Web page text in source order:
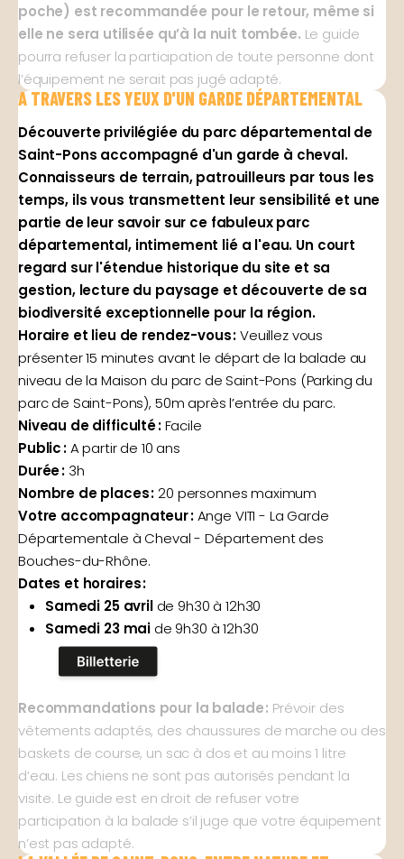
poche) est recommandée pour le retour, même si
elle ne sera utilisée qu’à la nuit tombée. Le guide
pourra refuser la participation de toute personne dont
l’équipement ne serait pas jugé adapté.
A TRAVERS LES YEUX D'UN GARDE DÉPARTEMENTAL
Découverte privilégiée du parc départemental de
Saint-Pons accompagné d'un garde à cheval.
Connaisseurs de terrain, patrouilleurs par tous les
temps, ils vous transmettent leur sensibilité et une
partie de leur savoir sur ce fabuleux parc
départemental, intimement lié a l'eau. Un court
regard sur l'étendue historique du site et sa
gestion, lecture du paysage et découverte de sa
biodiversité exceptionnelle pour la région.
Horaire et lieu de rendez-vous :Veuillez vous
présenter 15 minutes avant le départ de la balade au
niveau de la Maison du parc de Saint-Pons (Parking du
parc de Saint-Pons), 50m après l’entrée du parc.
Niveau de difficulté :Facile
Public :A partir de 10 ans
Durée :3h
Nombre de places :20 personnes maximum
Votre accompagnateur :Ange VITI - La Garde
Départementale à Cheval - Département des
Bouches-du-Rhône.
Dates et horaires :
Samedi 25 avrilde 9h30 à 12h30
Samedi 23 mai de 9h30 à 12h30
Recommandations pour la balade : Prévoir des
vêtements adaptés, des chaussures de marche ou des
baskets de course, un sac à dos et au moins 1 litre
d’eau. Les chiens ne sont pas autorisés pendant la
visite. Le guide est en droit de refuser votre
participation à la balade s’il juge que votre équipement
n’est pas adapté.